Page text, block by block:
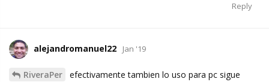
Reply
alejandromanuel22 Jan '19
RiveraPer
efectivamente tambien lo uso para pc sigue